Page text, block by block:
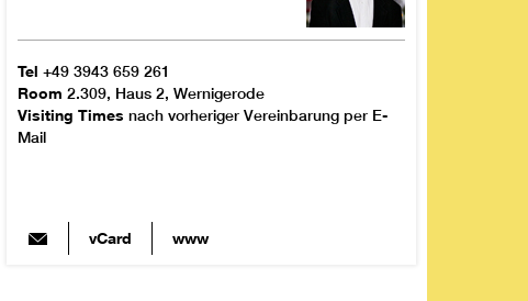
Tel +49 3943 659 261
Room 2.309, Haus 2, Wernigerode
Visiting Times nach vorheriger Vereinbarung per E-
Mail
vCard www